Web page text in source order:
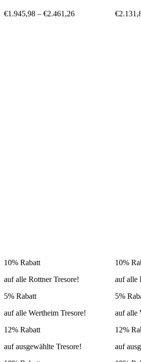
€1.945,98 – €2.461,26
10% Rabatt
auf alle Rottner Tresore!
5% Rabatt
auf alle Wertheim Tresore!
12% Rabatt
auf ausgewählte Tresore!
€
10%
auf alle
5%
auf alle
12%
auf